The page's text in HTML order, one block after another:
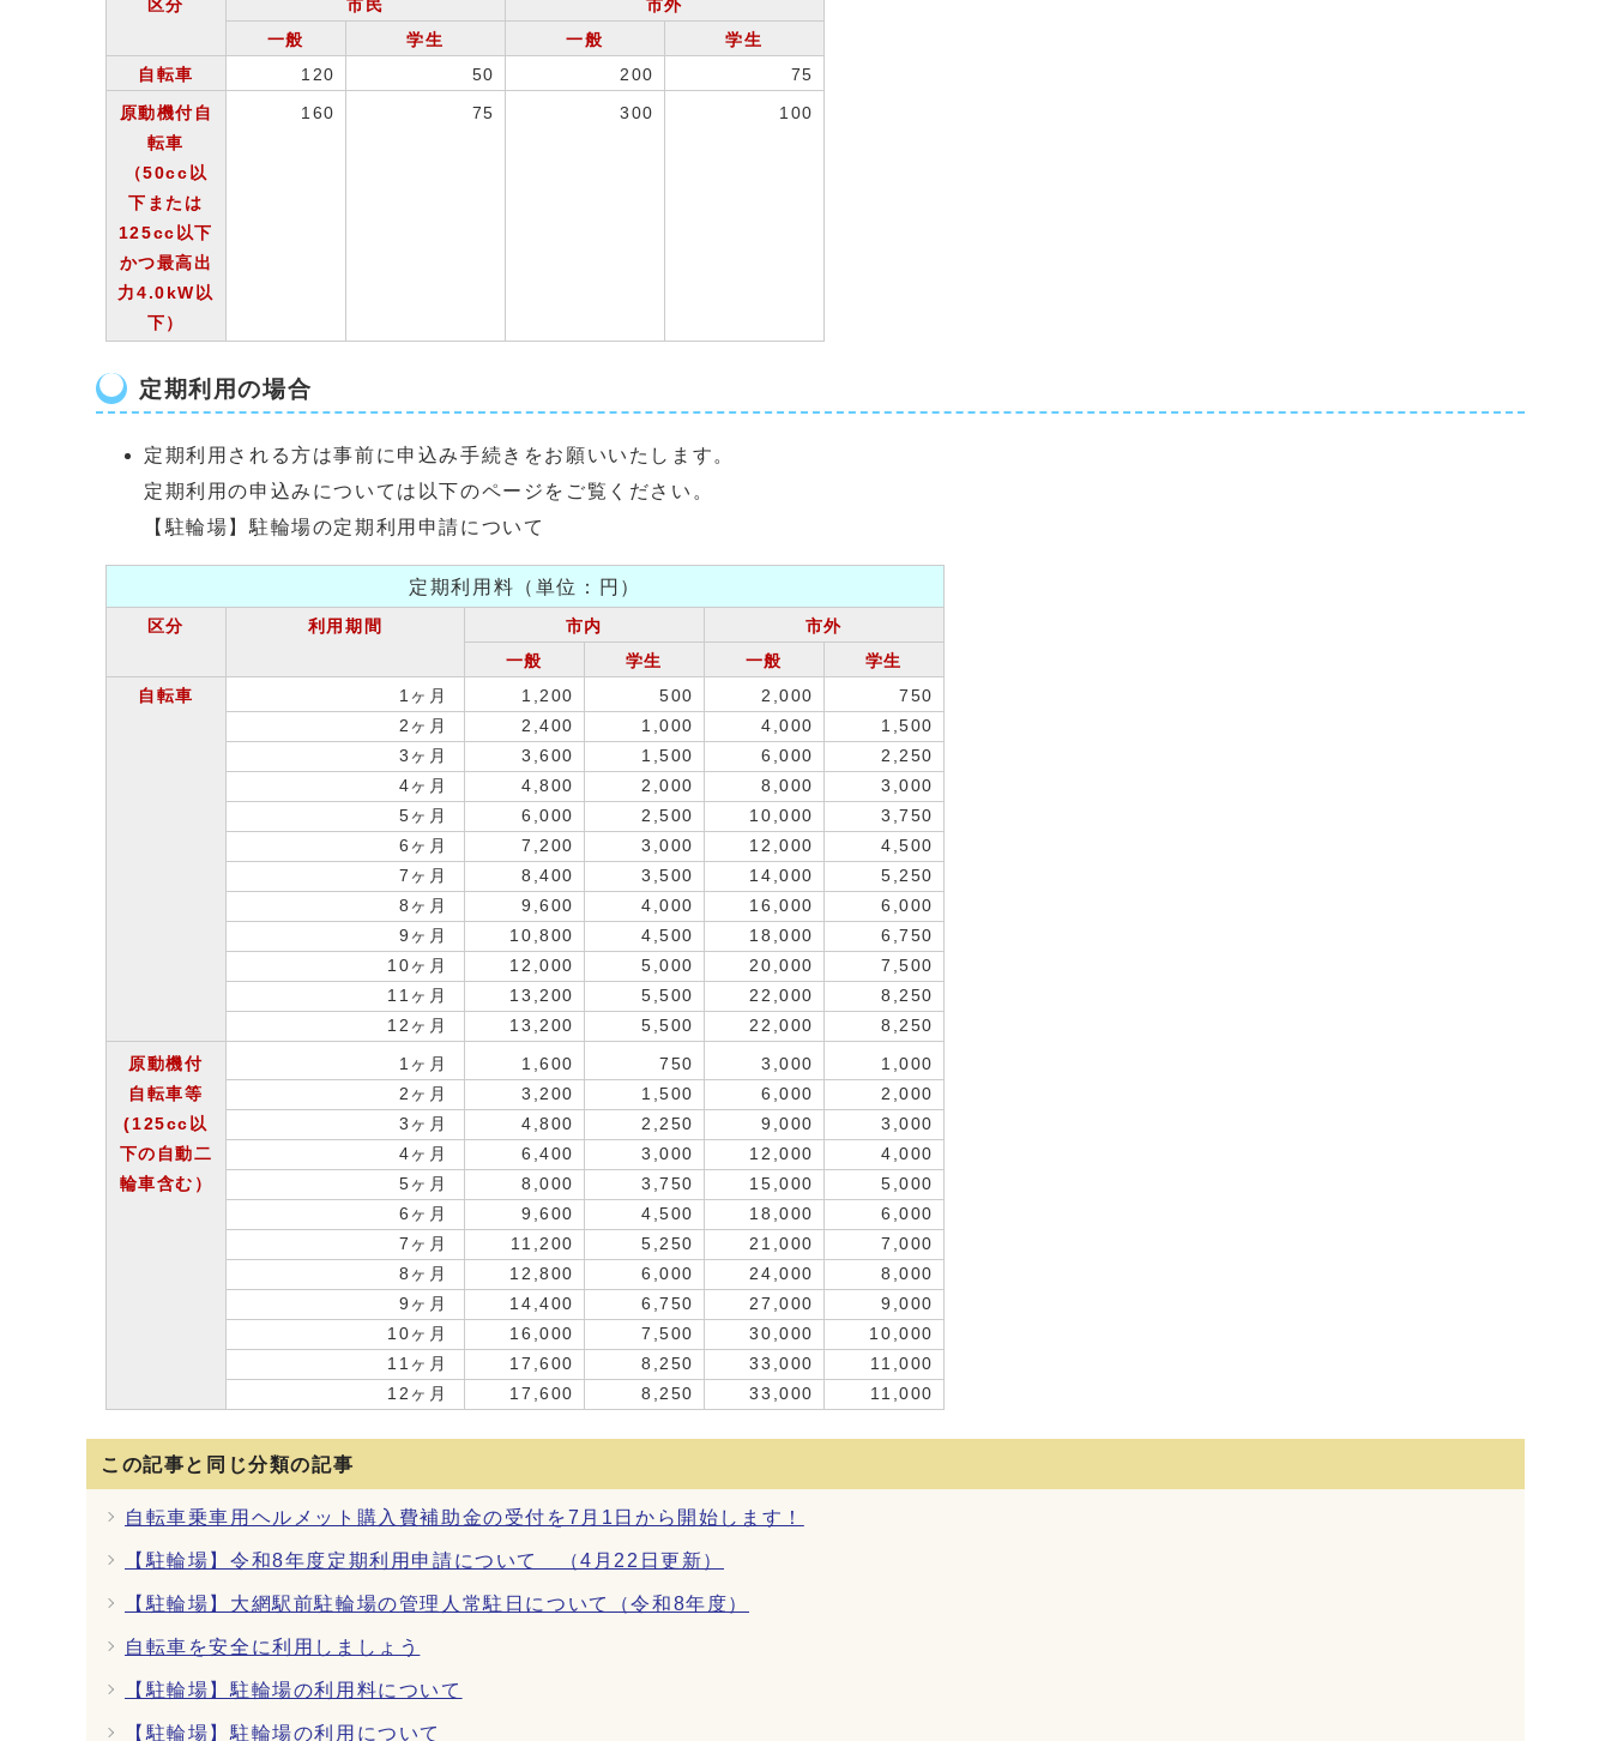
区分 市民
市外
一般
学生 一般
学生
自転車
120 50 200 75
原動機付自
転車
（50cc以
下または
125cc以下
かつ最高出
力4.0kW以
下）
160 75 300 100
定期利用の場合
定期利用される方は事前に申込み手続きをお願いいたします。
定期利用の申込みについては以下のページをご覧ください。
【駐輪場】駐輪場の定期利用申請について
定期利用料（単位：円）
区分 利用期間 市内
市外
一般
学生 一般
学生
自転車
1ヶ月 1,200 500 2,000
750
2ヶ月
2,400 1,000 4,000
1,500
3ヶ月
3,600 1,500 6,000
2,250
4ヶ月
4,800 2,000 8,000
3,000
5ヶ月
6,000 2,500 10,000
3,750
6ヶ月
7,200 3,000 12,000
4,500
7ヶ月
8,400 3,500 14,000
5,250
8ヶ月
9,600 4,000 16,000
6,000
9ヶ月
10,800 4,500 18,000
6,750
10ヶ月
12,000 5,000 20,000
7,500
11ヶ月
13,200 5,500 22,000
8,250
12ヶ月
13,200 5,500 22,000 8,250
原動機付
自転車等
(125cc以
下の自動二
輪車含む）
1ヶ月 1,600 750 3,000
1,000
2ヶ月
3,200 1,500 6,000
2,000
3ヶ月
4,800 2,250 9,000
3,000
4ヶ月
6,400 3,000 12,000
4,000
5ヶ月
8,000 3,750 15,000
5,000
6ヶ月
9,600 4,500 18,000
6,000
7ヶ月
11,200 5,250 21,000
7,000
8ヶ月
12,800 6,000 24,000
8,000
9ヶ月
14,400 6,750 27,000
9,000
10ヶ月
16,000 7,500 30,000
10,000
11ヶ月
17,600 8,250 33,000
11,000
12ヶ月
17,600 8,250 33,000 11,000
この記事と同じ分類の記事
自転車乗車用ヘルメット購入費補助金の受付を7月1日から開始します！
【駐輪場】令和8年度定期利用申請について （4月22日更新）
【駐輪場】大網駅前駐輪場の管理人常駐日について（令和8年度）
自転車を安全に利用しましょう
【駐輪場】駐輪場の利用料について
【駐輪場】駐輪場の利用について